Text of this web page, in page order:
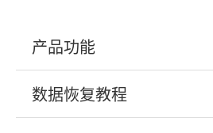
产品功能
数据恢复教程